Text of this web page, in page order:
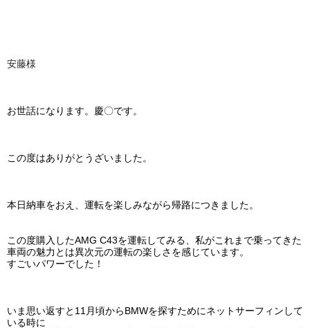
安藤様
お世話になります。慶〇です。
この度はありがとうざいました。
本日納車をおえ、運転を楽しみながら帰路につきました。
この度購入したAMG C43を運転してみる、私がこれまで乗ってきた
車両の魅力とは異次元の運転の楽しさを感じています。
すごいパワーでした！
いま思い返すと11月頃からBMWを探すためにネットサーフィンして
いる時に